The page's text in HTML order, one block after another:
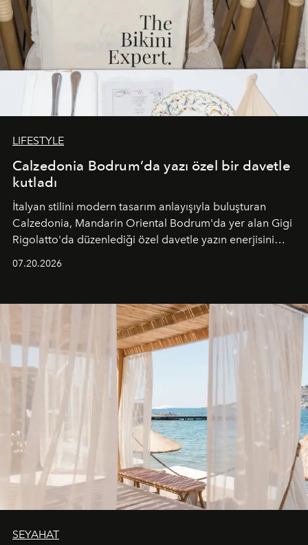
LIFESTYLE
Calzedonia Bodrum’da yazı özel bir davetle
kutladı
İtalyan stilini modern tasarım anlayışıyla buluşturan
Calzedonia, Mandarin Oriental Bodrum'da yer alan Gigi
Rigolatto'da düzenlediği özel davetle yazın enerjisini
07.20.2026
SEYAHAT